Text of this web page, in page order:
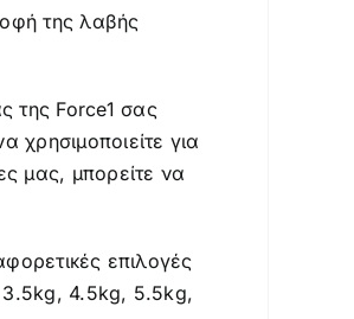
της λαβής
της Force1 σας
χρησιμοποιείτε για
μας, μπορείτε να
επιλογές
3.5kg, 4.5kg, 5.5kg,